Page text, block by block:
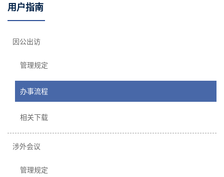
用户指南
因公出访
管理规定
办事流程
相关下载
涉外会议
管理规定